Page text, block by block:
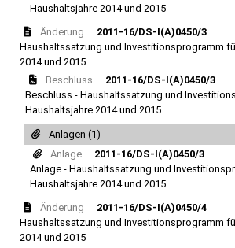
Haushaltsjahre 2014 und 2015
Änderung
2011-16/DS-I(A)0450/3
Haushaltssatzung und Investitionsprogramm
2014 und 2015
Beschluss
2011-16/DS-I(A)0450/3
Beschluss - Haushaltssatzung und
Haushaltsjahre 2014 und 2015
Anlagen (1)
Anlage
2011-16/DS-I(A)0450/3
Anlage - Haushaltssatzung und
Haushaltsjahre 2014 und 2015
Änderung
2011-16/DS-I(A)0450/4
Haushaltssatzung und Investitionsprogramm
2014 und 2015